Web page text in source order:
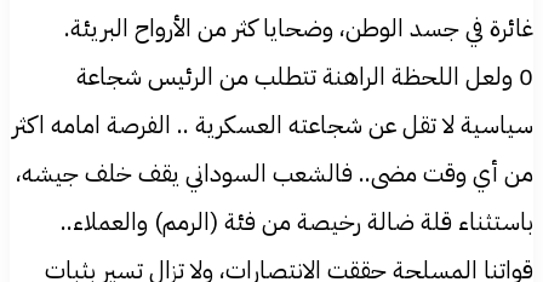
غائرة في جسد الوطن، وضحايا كثر من الأرواح البريئة.
0 ولعل اللحظة الراهنة تتطلب من الرئيس شجاعة
سياسية لا تقل عن شجاعته العسكرية .. الفرصة امامه اكثر
من أي وقت مضى.. فالشعب السوداني يقف خلف جيشه،
باستثناء قلة ضالة رخيصة من فئة (الرمم) والعملاء..
قواتنا المسلحة حققت الانتصارات، ولا تزال تسير بثبات